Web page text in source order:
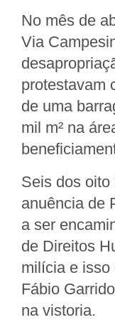
No mês de
Via
protestavam
de uma
mil m² na
Seis dos
anuência de
a ser
de Direitos
milícia e isso
Fábio
na vistoria.